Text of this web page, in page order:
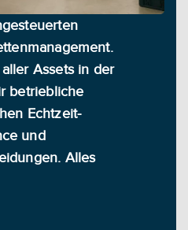
Assets in der
betriebliche
Echtzeit-
und
Alles